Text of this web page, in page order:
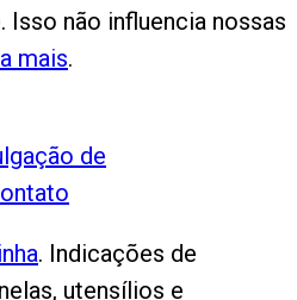
não influencia nossas
mais.
de
. Indicações de
utensílios e